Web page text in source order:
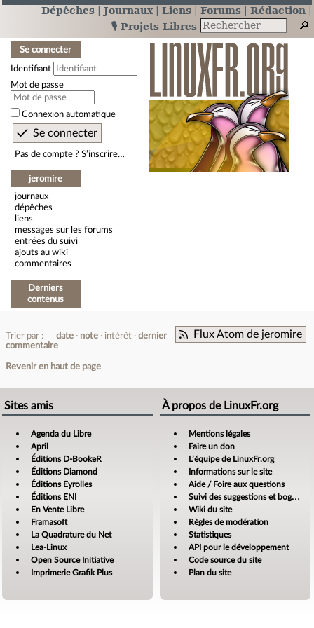
Dépêches Journaux Liens Forums
Rédaction
🎙️ Projets Libres
Se connecter
Identifiant
Mot de passe
Connexion automatique
Pas de compte ? S’inscrire…
jeromire
journaux
dépêches
liens
messages sur les forums
entrées du suivi
ajouts au wiki
commentaires
Derniers
contenus
Flux Atom de jeromire
Trier par : date note intérêt
dernier
commentaire
Revenir en haut de page
Sites amis
Agenda du Libre
April
Éditions D-BookeR
Éditions Diamond
Éditions Eyrolles
Éditions ENI
En Vente Libre
Framasoft
La Quadrature du Net
Lea-Linux
Open Source Initiative
Imprimerie Grafik Plus
À propos de LinuxFr.org
Mentions légales
Faire un don
L’équipe de LinuxFr.org
Informations sur le site
Aide / Foire aux questions
Suivi des suggestions et bogues
Wiki du site
Règles de modération
Statistiques
API pour le développement
Code source du site
Plan du site